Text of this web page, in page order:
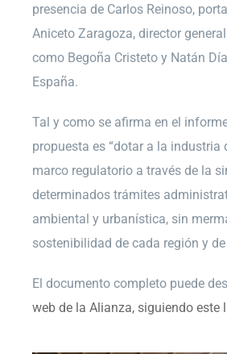
presencia de Carlos Reinoso,
Aniceto Zaragoza, director
como Begoña Cristeto y Natán
España.
Tal y como se afirma en el
propuesta es “dotar a la industria
marco regulatorio a través de la
determinados trámites
ambiental y urbanística, sin
sostenibilidad de cada región y
El documento completo puede
web de la Alianza, siguiendo este